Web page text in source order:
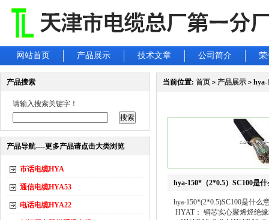
网站首页 产品展示 技术文章 公司简介 荣
产品搜索
请输入搜索关键字！
产品导航----更多产品请点击大类浏览
市话电缆HYA
通信电缆HYA53
电话电缆HYA22
当前位置: 首页 > 产品展示 > hya-
hya-150*（2*0.5）SC100是
hya-150*(2*0.5)SC100是什么
HYAT： 铜芯实心聚烯烃绝